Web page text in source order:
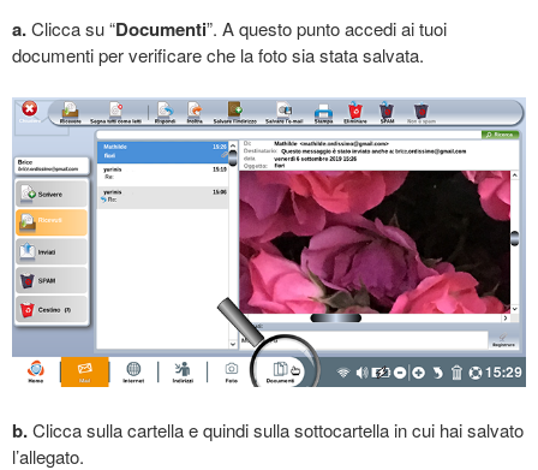
a.Clicca su “Documenti”. A questo punto accedi ai tuoi
documenti per verificare che la foto sia stata salvata.
b.Clicca sulla cartella e quindi sulla sottocartella in cui hai salvato
l’allegato.